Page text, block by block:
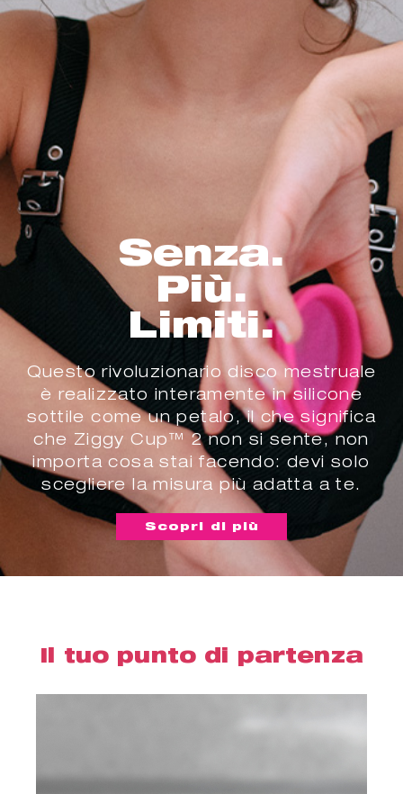
Senza.
Più.
Limiti.
Questo rivoluzionario disco mestruale
è realizzato interamente in silicone
sottile come un petalo, il che significa
che Ziggy Cup™ 2 non si sente, non
importa cosa stai facendo: devi solo
scegliere la misura più adatta a te.
Scopri di più
Il tuo punto di partenza